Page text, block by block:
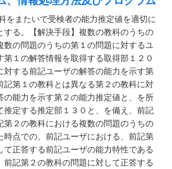
をまたいで受検者の能力推定値を適切に
する。【解決手段】複数の教科のうちの
数の問題のうちの第１の問題に対するユ
第１の解答情報を取得する取得部１２０
対する前記ユーザの解答の能力を示す第
記第１の教科とは異なる第２の教科に対
の能力を示す第２の能力推定値と、を所
推定する推定部１３０と、を備え、前記
第２の教科における複数の問題のうちの
時点での、前記ユーザにおける、前記第
て正答する前記ユーザの能力特性である
前記第２の教科の問題に対して正答する